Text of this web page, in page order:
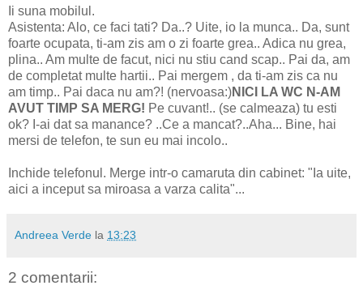
Ii suna mobilul.
Asistenta: Alo, ce faci tati? Da..? Uite, io la munca.. Da, sunt
foarte ocupata, ti-am zis am o zi foarte grea.. Adica nu grea,
plina.. Am multe de facut, nici nu stiu cand scap.. Pai da, am
de completat multe hartii.. Pai mergem , da ti-am zis ca nu
am timp.. Pai daca nu am?! (nervoasa:)NICI LA WC N-AM
AVUT TIMP SA MERG! Pe cuvant!.. (se calmeaza) tu esti
ok? I-ai dat sa manance? ..Ce a mancat?..Aha... Bine, hai
mersi de telefon, te sun eu mai incolo..
Inchide telefonul. Merge intr-o camaruta din cabinet: "Ia uite,
aici a inceput sa miroasa a varza calita"...
Andreea Verde la 13:23
2 comentarii: